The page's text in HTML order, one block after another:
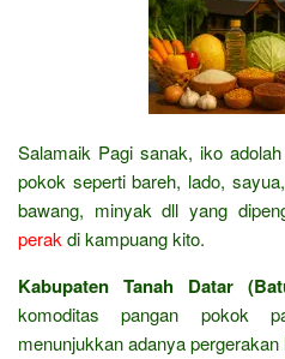
Salamaik Pagi sanak, iko
pokok seperti bareh, lado,
bawang, minyak dll yang
perak di kampuang kito.
Kabupaten Tanah Datar
komoditas pangan pokok
menunjukkan adanya pergerakan